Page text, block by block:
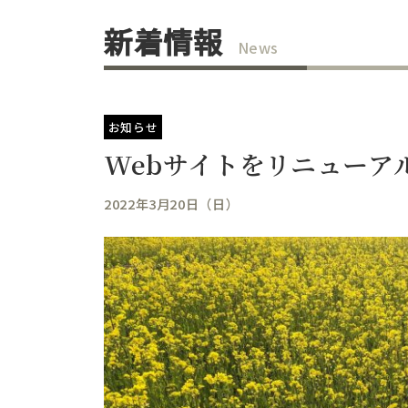
新着情報 News
お知らせ
Webサイトをリニューア
2022年3月20日（日）